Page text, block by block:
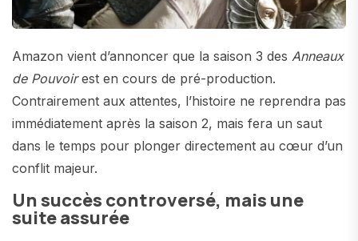
Amazon vient d’annoncer que la saison 3 des Anneaux
de Pouvoirest en cours de pré-production.
Contrairement aux attentes, l’histoire ne reprendra pas
immédiatement après la saison 2, mais fera un saut
dans le temps pour plonger directement au cœur d’un
conflit majeur.
Un succès controversé, mais une
suite assurée